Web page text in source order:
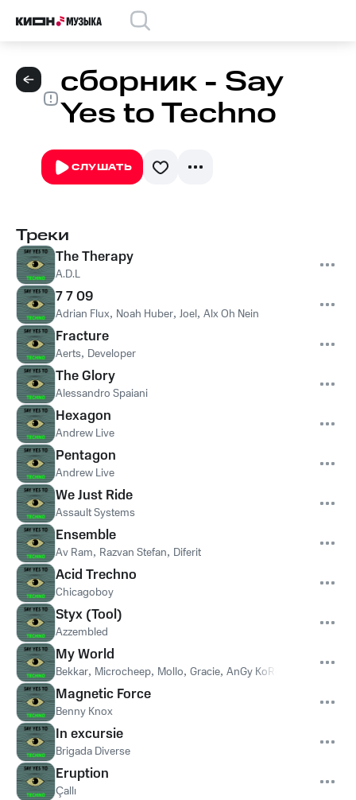
сборник - Say
Yes to Techno
СЛУШАТЬ
Треки
The Therapy
A.D.L
7 7 09
Adrian Flux, Noah Huber, Joel, Alx Oh Nein
Fracture
Aerts, Developer
The Glory
Alessandro Spaiani
Hexagon
Andrew Live
Pentagon
Andrew Live
We Just Ride
Assault Systems
Ensemble
Av Ram, Razvan Stefan, Diferit
Acid Trechno
Chicagoboy
Styx (Tool)
Azzembled
My World
Bekkar, Microcheep, Mollo, Gracie, AnGy KoRe
Magnetic Force
Benny Knox
In excursie
Brigada Diverse
Eruption
Çallı